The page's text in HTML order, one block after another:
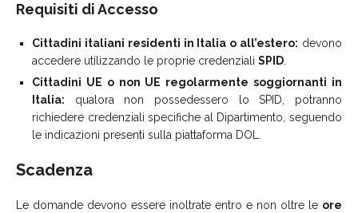
Requisiti di Accesso
Cittadini italiani residenti in Italia o all’estero: devono
accedere utilizzando le proprie credenziali SPID
Cittadini UE o non UE regolarmente soggiornanti in
Italia: qualora non possedessero lo SPID, potranno
richiedere credenziali specifiche al Dipartimento, seguendo
le indicazioni presenti sulla piattaforma DOL.
Scadenza
Le domande devono essere inoltrate entro e non oltre le ore